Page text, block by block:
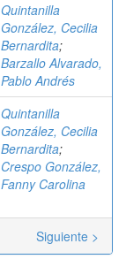
Quintanilla
González, Cecilia
Bernardita;
Barzallo Alvarado,
Pablo Andrés
Quintanilla
González, Cecilia
Bernardita;
Crespo González,
Fanny Carolina
Siguiente >